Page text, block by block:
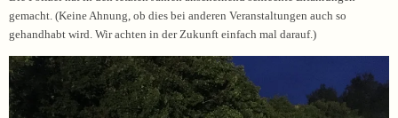
gemacht. (Keine Ahnung, ob dies bei anderen Veranstaltungen auch so
gehandhabt wird. Wir achten in der Zukunft einfach mal darauf.)